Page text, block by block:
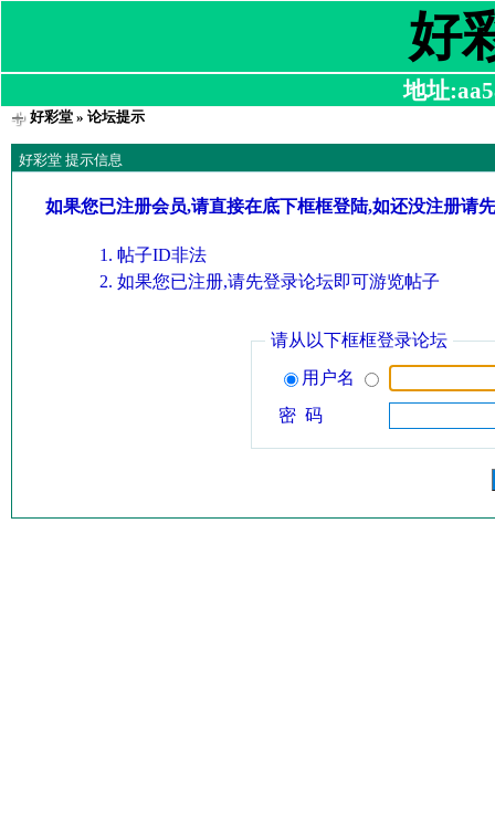
好
地址
好彩堂» 论坛提示
好彩堂 提示信息
如果您已注册会员,请直接在底下框框登陆,如还没注册请
帖子ID非法
如果您已注册,请先登录论坛即可游览帖子
请从以下框框登录论坛
用户名
密 码